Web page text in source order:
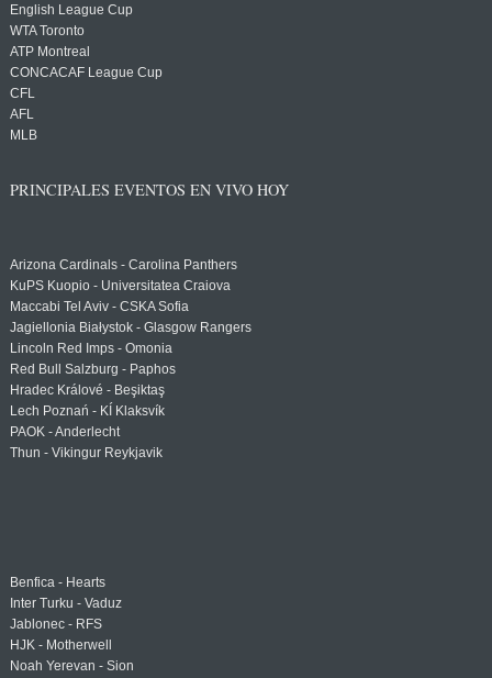
English League Cup
WTA Toronto
ATP Montreal
CONCACAF League Cup
CFL
AFL
MLB
PRINCIPALES EVENTOS EN VIVO HOY
Arizona Cardinals - Carolina Panthers
KuPS Kuopio - Universitatea Craiova
Maccabi Tel Aviv - CSKA Sofia
Jagiellonia Białystok - Glasgow Rangers
Lincoln Red Imps - Omonia
Red Bull Salzburg - Paphos
Hradec Králové - Beşiktaş
Lech Poznań - KÍ Klaksvík
PAOK - Anderlecht
Thun - Vikingur Reykjavik
Benfica - Hearts
Inter Turku - Vaduz
Jablonec - RFS
HJK - Motherwell
Noah Yerevan - Sion